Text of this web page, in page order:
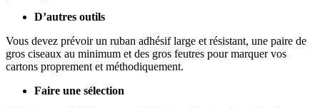
D’autres outils
Vous devez prévoir un ruban adhésif large et résistant, une paire de
gros ciseaux au minimum et des gros feutres pour marquer vos
cartons proprement et méthodiquement.
Faire une sélection